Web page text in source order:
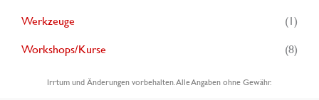
Werkzeuge
(1)
Workshops/Kurse
(8)
Irrtum und Änderungen vorbehalten. Alle Angaben ohne Gewähr.